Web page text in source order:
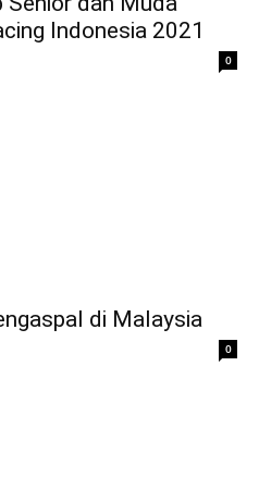
Indonesia 2021
0
di Malaysia
0